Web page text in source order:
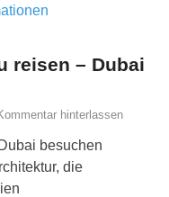
reisen – Dubai
hinterlassen
besuchen
die